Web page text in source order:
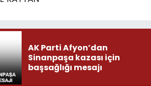
AK Parti Afyon’dan
Sinanpaşa kazası için
başsağlığı mesajı